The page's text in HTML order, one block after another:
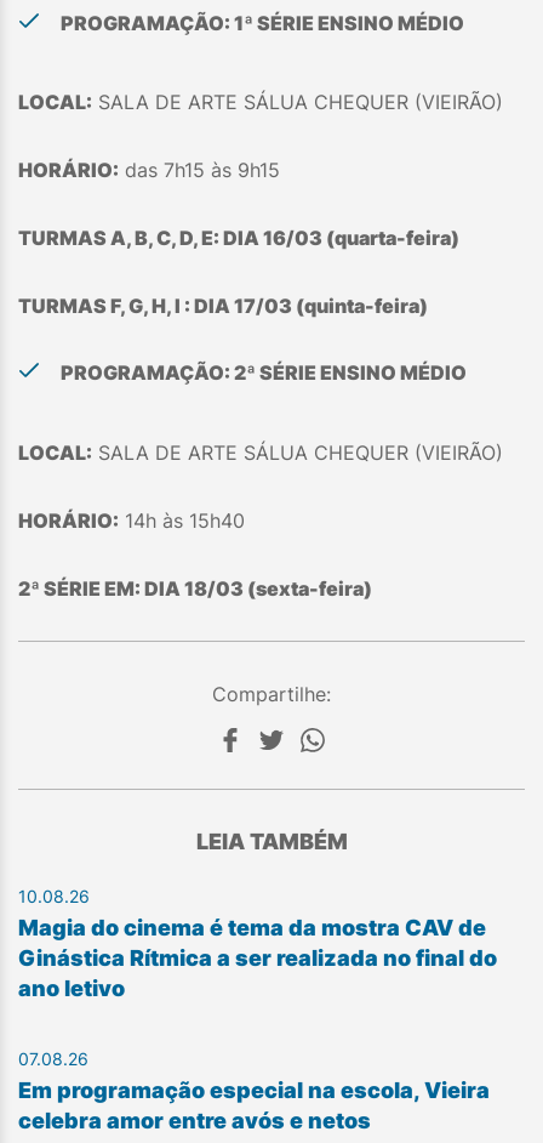
PROGRAMAÇÃO: 1ª SÉRIE ENSINO MÉDIO
LOCAL: SALA DE ARTE SÁLUA CHEQUER (VIEIRÃO)
HORÁRIO: das 7h15 às 9h15
TURMAS A, B, C, D, E: DIA 16/03 (quarta-feira)
TURMAS F, G, H, I : DIA 17/03 (quinta-feira)
PROGRAMAÇÃO: 2ª SÉRIE ENSINO MÉDIO
LOCAL: SALA DE ARTE SÁLUA CHEQUER (VIEIRÃO)
HORÁRIO: 14h às 15h40
2ª SÉRIE EM: DIA 18/03 (sexta-feira)
Compartilhe:
LEIA TAMBÉM
10.08.26
Magia do cinema é tema da mostra CAV de
Ginástica Rítmica a ser realizada no final do
ano letivo
07.08.26
Em programação especial na escola, Vieira
celebra amor entre avós e netos